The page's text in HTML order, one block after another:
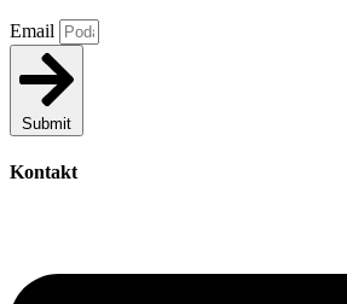
Email
Submit
Kontakt